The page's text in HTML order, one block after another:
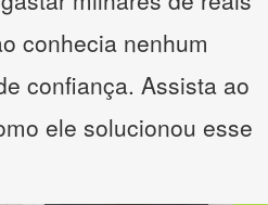
conhecia nenhum
confiança. Assista ao
ele solucionou esse